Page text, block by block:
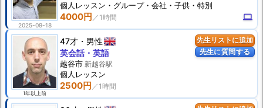
2025-09-18
4000円 computer
個人 レッスン ・グループ・会社・子供・特別
先生リストに追加
先生に質問する
1年以上前
47才 男性
2500円
英会話・英語
越谷市 新越谷駅
個人 レッスン